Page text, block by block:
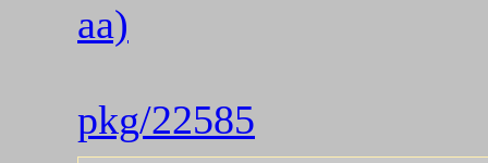
aa)
pkg/22585